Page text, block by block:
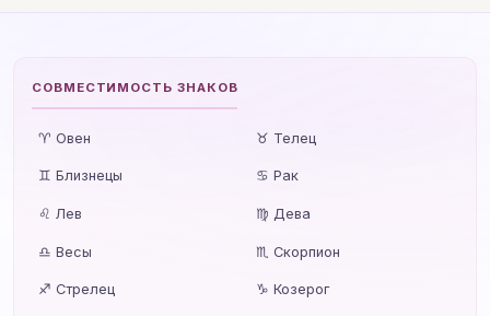
СОВМЕСТИМОСТЬ ЗНАКОВ
♈ Овен ♉ Телец
♊ Близнецы ♋ Рак
♌ Лев ♍ Дева
♎ Весы ♏ Скорпион
♐ Стрелец ♑ Козерог